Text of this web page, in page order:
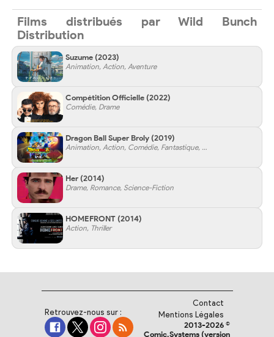
Films distribués par Wild Bunch
Distribution
Suzume (2023)
Animation, Action, Aventure
Compétition Officielle (2022)
Comédie, Drame
Dragon Ball Super Broly (2019)
Animation, Action, Comédie, Fantastique, Science-Fiction
Her (2014)
Drame, Romance, Science-Fiction
HOMEFRONT (2014)
Action, Thriller
Retrouvez-nous sur :
Contact
Mentions Légales
2013-2026 ©
Comic.Systems (version